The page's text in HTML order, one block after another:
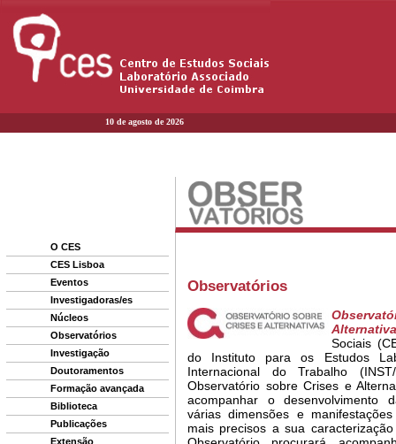
10 de agosto de 2026
O CES
CES Lisboa
Eventos
Investigadoras/es
Núcleos
Observatórios
Investigação
Doutoramentos
Formação avançada
Biblioteca
Publicações
Extensão